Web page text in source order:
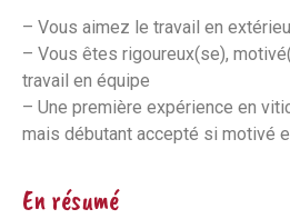
– Vous aimez le travail en
– Vous êtes rigoureux(se),
travail en équipe
– Une première expérience en
mais débutant accepté si motivé
En résumé